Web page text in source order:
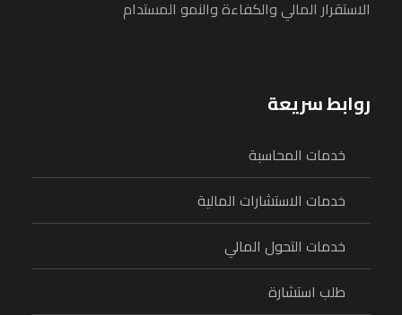
الاستقرار المالي والكفاءة والنمو المستدام
روابط سريعة
خدمات المحاسبة
خدمات الاستشارات المالية
خدمات التحول المالي
طلب استشارة